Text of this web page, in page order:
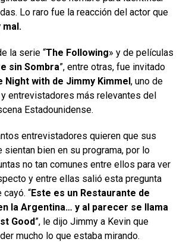
Lo raro fue la reacción del actor que
la serie “The Following» y de películas
sin Sombra”, entre otras, fue invitado
Night with de Jimmy Kimmel, uno de
entrevistadores más relevantes del
Estadounidense.
entrevistadores quieren que sus
bien en su programa, por lo
no tan comunes entre ellos para ver
y entre ellas salió esta pregunta
“Este es un Restaurante de
la Argentina… y al parecer se llama
Good”, le dijo Jimmy a Kevin que
mucho lo que estaba mirando.